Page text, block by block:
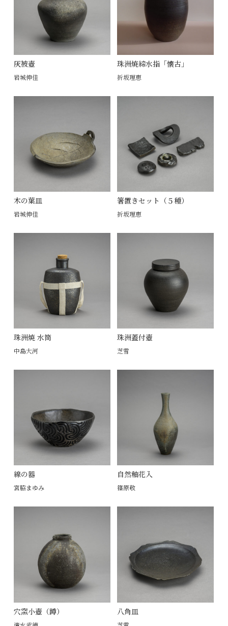
灰被壺
岩城伸佳
珠洲焼締水指「懐古」
折坂理恵
木の葉皿
岩城伸佳
箸置きセット（５種）
折坂理恵
珠洲焼 水筒
中島大河
珠洲蓋付壺
芝雪
線の器
宮脇まゆみ
自然釉花入
篠原敬
穴窯小壺（蹲） 八角皿